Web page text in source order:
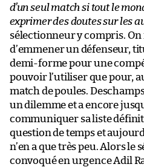
d’un seul match si tout le
exprimer des doutes sur les
sélectionneur y compris.
d’emmener un défenseur,
demi-forme pour une
pouvoir l’utiliser que pour,
match de poules.
un dilemme et a encore
communiquer sa liste
question de temps et
n’en a que très peu. Alors le
convoqué en urgence Adil